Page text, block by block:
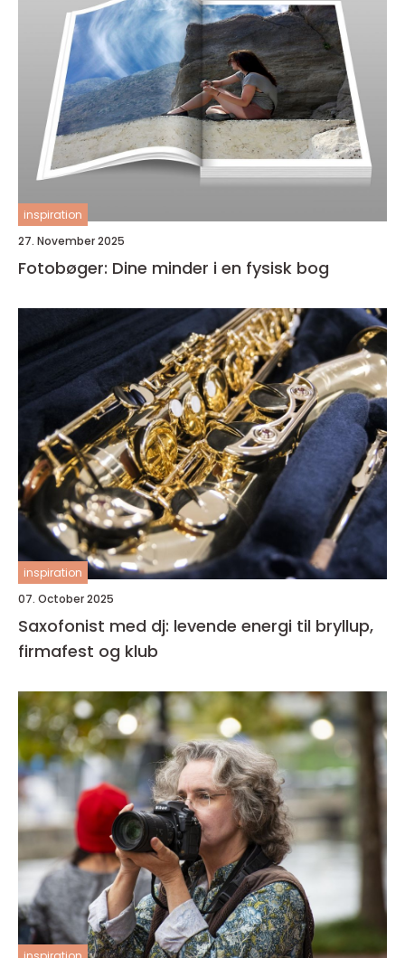
inspiration
27. November 2025
Fotobøger: Dine minder i en fysisk bog
inspiration
07. October 2025
Saxofonist med dj: levende energi til bryllup,
firmafest og klub